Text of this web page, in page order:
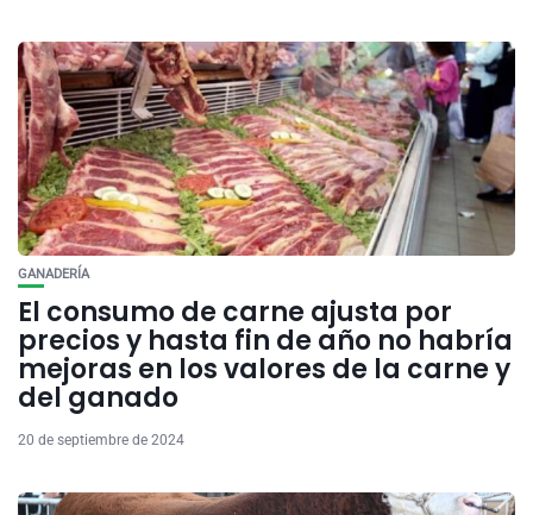
GANADERÍA
El consumo de carne ajusta por
precios y hasta fin de año no habría
mejoras en los valores de la carne y
del ganado
20 de septiembre de 2024